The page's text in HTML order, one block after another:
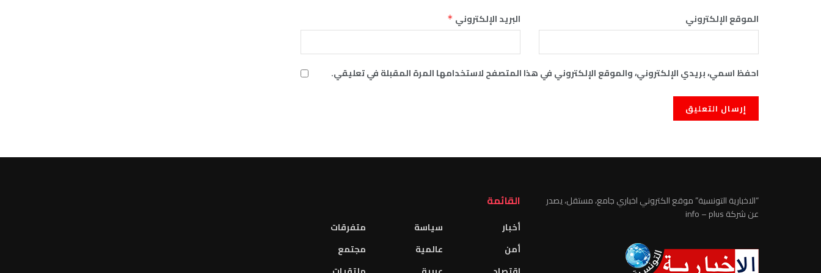
البريد الإلكتروني * الموقع الإلكتروني
احفظ اسمي، بريدي الإلكتروني، والموقع الإلكتروني في هذا المتصفح لاستخدامها المرة المقبلة في تعليقي.
“الاخبارية التونسية” موقع الكتروني اخباري جامع، مستقل، يصدر
عن شركة info – plus
القائمة
أخبار
أمن
سياسة
عالمية
متفرقات
مجتمع